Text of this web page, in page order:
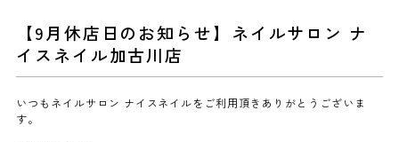
おすすめクーポン
【9月休店日のお知らせ】ネイルサロン ナ
イスネイル加古川店
いつもネイルサロン ナイスネイルをご利用頂きありがとうございま
す。